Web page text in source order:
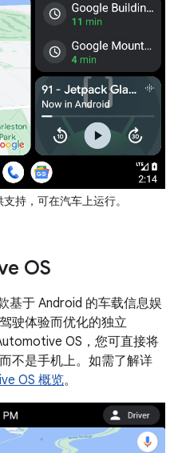
持，可在汽车上运行。
OS
基于 Android 的车载信息娱
驶体验而优化的独立
OS，您可直接将
不是手机上。如需了解详
OS 概览。